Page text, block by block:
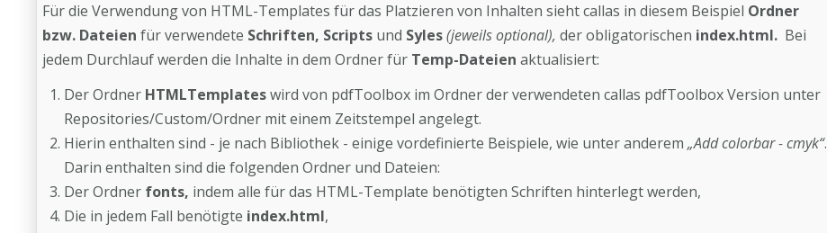
Für die Verwendung von HTML-Templates für das Platzieren von Inhalten sieht callas in diesem Beispiel Ordner
bzw. Dateien für verwendete Schriften, Scripts und Syles(jeweils optional), der obligatorischen index.html. Bei
jedem Durchlauf werden die Inhalte in dem Ordner für Temp-Dateien aktualisiert:
Der Ordner HTMLTemplateswird von pdfToolbox im Ordner der verwendeten callas pdfToolbox Version unter
Repositories/Custom/Ordner mit einem Zeitstempel angelegt.
Hierin enthalten sind - je nach Bibliothek - einige vordefinierte Beispiele, wie unter anderem „Add colorbar - cmyk“.
Darin enthalten sind die folgenden Ordner und Dateien:
Der Ordner fonts, indem alle für das HTML-Template benötigten Schriften hinterlegt werden,
Die in jedem Fall benötigte index.html,